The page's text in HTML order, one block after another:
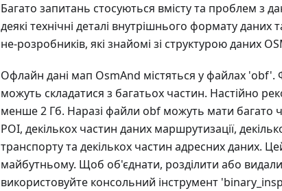
Багато запитань стосуються вмісту та проблем з
деякі технічні деталі внутрішнього формату
не-розробників, які знайомі зі структурою даних
Офлайн дані мап OsmAnd містяться у файлах 'obf'.
можуть складатися з багатьох частин. Настійно
менше 2 Гб. Наразі файли obf можуть мати багато
POI, декількох частин даних маршрутизації,
транспорту та декількох частин адресних даних.
майбутньому. Щоб об'єднати, розділити або
використовуйте консольний інструмент